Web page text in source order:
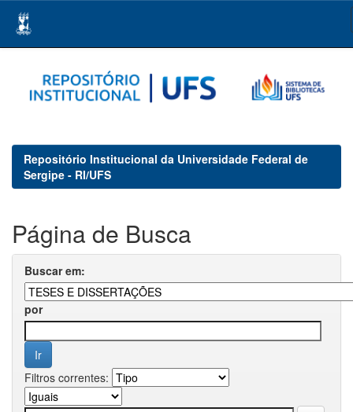
navigation
Repositório Institucional da Universidade Federal de
Sergipe - RI/UFS
Página de Busca
Buscar em:
por
Filtros correntes: